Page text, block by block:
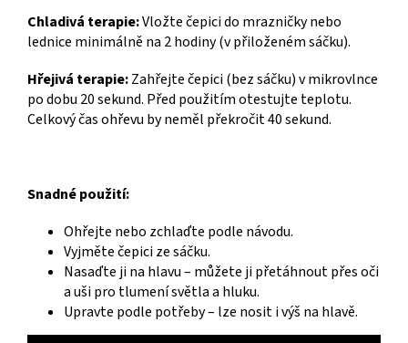
Chladivá terapie:Vložte čepici do mrazničky nebo
lednice minimálně na 2 hodiny (v přiloženém sáčku).
Hřejivá terapie:Zahřejte čepici (bez sáčku) v mikrovlnce
po dobu 20 sekund. Před použitím otestujte teplotu.
Celkový čas ohřevu by neměl překročit 40 sekund.
Snadné použití:
Ohřejte nebo zchlaďte podle návodu.
Vyjměte čepici ze sáčku.
Nasaďte ji na hlavu – můžete ji přetáhnout přes oči
a uši pro tlumení světla a hluku.
Upravte podle potřeby – lze nosit i výš na hlavě.